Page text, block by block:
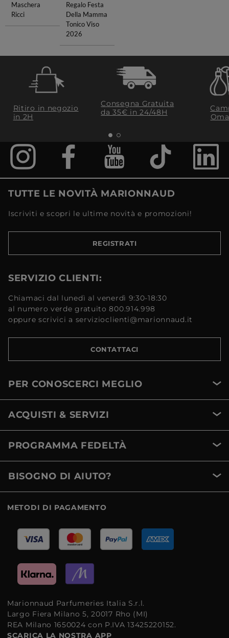
Maschera
Ricci
Regalo Festa
Della Mamma
Tonico Viso
2026
Ritiro in negozio
in 2H
Consegna Gratuita
da 35€​ in 24/48H
TUTTE LE NOVITÀ MARIONNAUD
Iscriviti e scopri le ultime novità e promozioni!
REGISTRATI
SERVIZIO CLIENTI:
Chiamaci dal lunedì al venerdì 9:30-18:30
al numero verde gratuito 800.914.998
oppure scrivici a servizioclienti@marionnaud.it
CONTATTACI
PER CONOSCERCI MEGLIO
ACQUISTI & SERVIZI
PROGRAMMA FEDELTÀ
BISOGNO DI AIUTO?
METODI DI PAGAMENTO
Marionnaud Parfumeries Italia S.r.l.
Largo Fiera Milano 5, 20017 Rho (MI)
REA Milano 1650024 con P.IVA 13425220152.
SCARICA LA NOSTRA APP